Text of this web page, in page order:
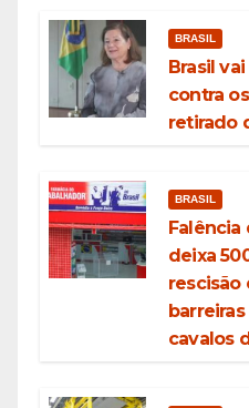
BRASIL
Brasil
contra
retirado
BRASIL
deixa
rescisão
cavalos